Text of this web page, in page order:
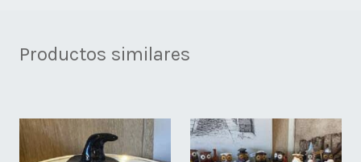
Productos similares